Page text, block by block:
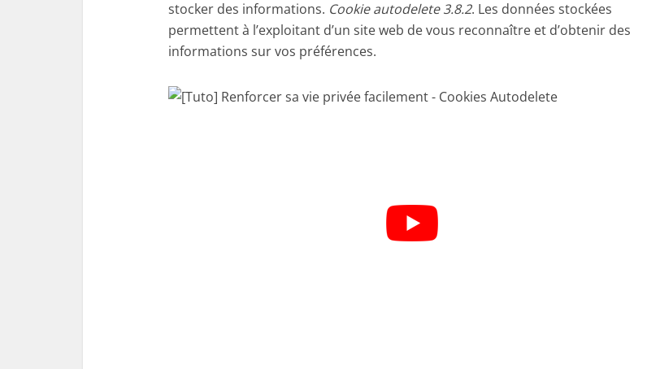
stocker des informations. Cookie autodelete 3.8.2. Les données stockées
permettent à l’exploitant d’un site web de vous reconnaître et d’obtenir des
informations sur vos préférences.